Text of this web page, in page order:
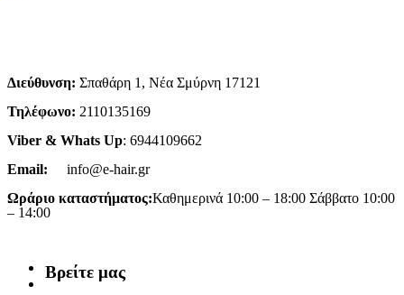
Διεύθυνση: Σπαθάρη 1, Νέα Σμύρνη 17121
Τηλέφωνο: 2110135169
Viber & Whats Up: 6944109662
Email:
info@e-hair.gr
Ωράριο καταστήματος:Καθημερινά 10:00 – 18:00 Σάββατο 10:00
– 14:00
Βρείτε μας